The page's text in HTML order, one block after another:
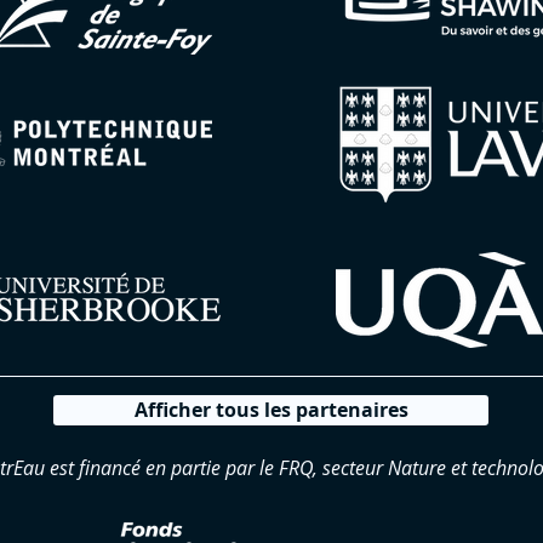
Afficher tous les partenaires
est financé en partie par le FRQ, secteur Nature et